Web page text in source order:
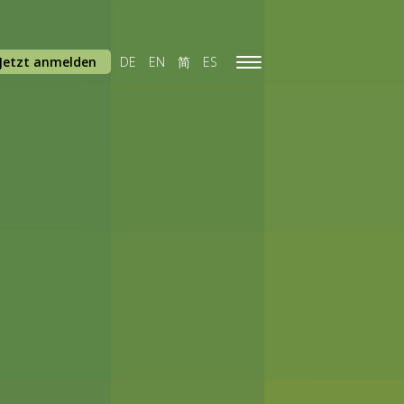
Toggle
anmelden DE EN 简 ES